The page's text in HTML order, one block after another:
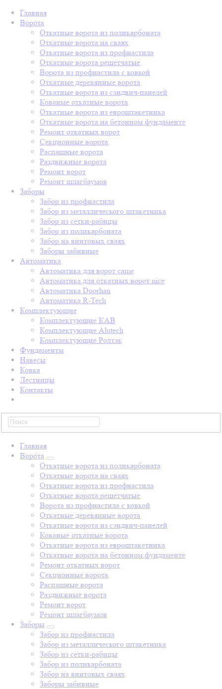
Главная
Ворота
Откатные ворота из поликарбоната
Откатные ворота на сваях
Откатные ворота из профнастила
Откатные ворота решетчатые
Ворота из профнастила с ковкой
Откатные деревянные ворота
Откатные ворота из сэндвич-панелей
Кованые откатные ворота
Откатные ворота из евроштакетника
Откатные ворота на бетонном фундаменте
Ремонт откатных ворот
Секционные ворота
Распашные ворота
Раздвижные ворота
Ремонт ворот
Ремонт шлагбаумов
Заборы
Забор из профнастила
Забор из металлического штакетника
Забор из сетки-рабицы
Забор из поликарбоната
Забор на винтовых сваях
Заборы забивные
Автоматика
Автоматика для ворот came
Автоматика для откатных ворот nice
Автоматика Doorhan
Автоматика R-Tech
Комплектующие
Комплектующие КАВ
Комплектующие Alutech
Комплектующие Ролтэк
Фундаменты
Навесы
Ковка
Лестницы
Контакты
Главная
Ворота
Откатные ворота из поликарбоната
Откатные ворота на сваях
Откатные ворота из профнастила
Откатные ворота решетчатые
Ворота из профнастила с ковкой
Откатные деревянные ворота
Откатные ворота из сэндвич-панелей
Кованые откатные ворота
Откатные ворота из евроштакетника
Откатные ворота на бетонном фундаменте
Ремонт откатных ворот
Секционные ворота
Распашные ворота
Раздвижные ворота
Ремонт ворот
Ремонт шлагбаумов
Заборы
Забор из профнастила
Забор из металлического штакетника
Забор из сетки-рабицы
Забор из поликарбоната
Забор на винтовых сваях
Заборы забивные